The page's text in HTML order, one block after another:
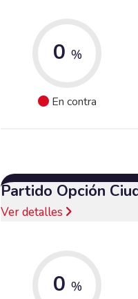
0 %
En contra
Partido Opción
Ver detalles
0 %